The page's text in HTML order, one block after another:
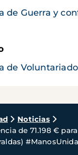
de Guerra y
de Voluntariado
Noticias
de 71.198 €